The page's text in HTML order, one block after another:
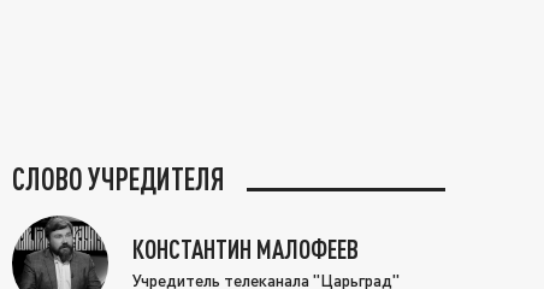
СЛОВО УЧРЕДИТЕЛЯ
КОНСТАНТИН МАЛОФЕЕВ
Учредитель телеканала "Царьград"